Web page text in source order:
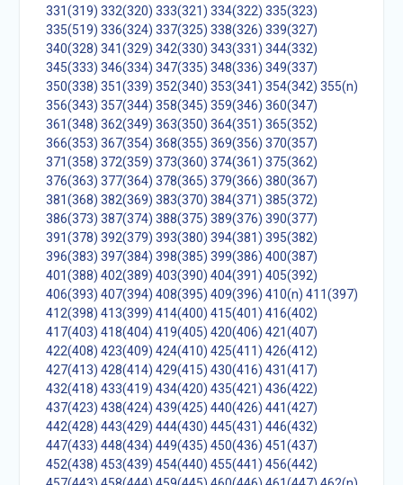
331(319) 332(320) 333(321) 334(322) 335(323)
335(519) 336(324) 337(325) 338(326) 339(327)
340(328) 341(329) 342(330) 343(331) 344(332)
345(333) 346(334) 347(335) 348(336) 349(337)
350(338) 351(339) 352(340) 353(341) 354(342) 355(n)
356(343) 357(344) 358(345) 359(346) 360(347)
361(348) 362(349) 363(350) 364(351) 365(352)
366(353) 367(354) 368(355) 369(356) 370(357)
371(358) 372(359) 373(360) 374(361) 375(362)
376(363) 377(364) 378(365) 379(366) 380(367)
381(368) 382(369) 383(370) 384(371) 385(372)
386(373) 387(374) 388(375) 389(376) 390(377)
391(378) 392(379) 393(380) 394(381) 395(382)
396(383) 397(384) 398(385) 399(386) 400(387)
401(388) 402(389) 403(390) 404(391) 405(392)
406(393) 407(394) 408(395) 409(396) 410(n) 411(397)
412(398) 413(399) 414(400) 415(401) 416(402)
417(403) 418(404) 419(405) 420(406) 421(407)
422(408) 423(409) 424(410) 425(411) 426(412)
427(413) 428(414) 429(415) 430(416) 431(417)
432(418) 433(419) 434(420) 435(421) 436(422)
437(423) 438(424) 439(425) 440(426) 441(427)
442(428) 443(429) 444(430) 445(431) 446(432)
447(433) 448(434) 449(435) 450(436) 451(437)
452(438) 453(439) 454(440) 455(441) 456(442)